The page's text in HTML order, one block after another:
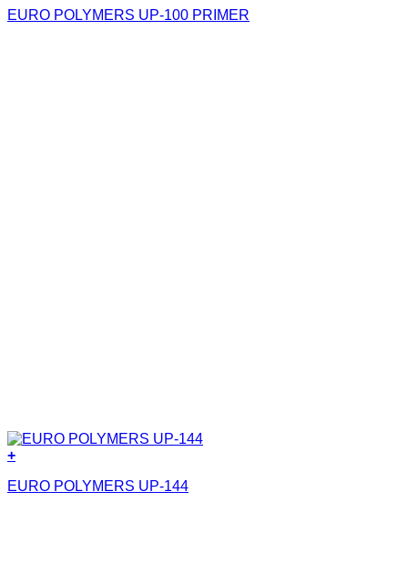
EURO POLYMERS UP-100 PRIMER
+
EURO POLYMERS UP-144